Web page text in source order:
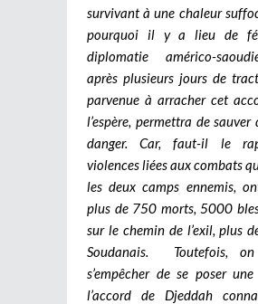
survivant à une chaleur
pourquoi il y a lieu de
diplomatie américo-
après plusieurs jours de
parvenue à arracher cet
l’espère, permettra de sauver
danger. Car, faut-il le
violences liées aux combats
les deux camps ennemis,
plus de 750 morts, 5000
sur le chemin de l’exil, plus
Soudanais. Toutefois,
s’empêcher de se poser
l’accord de Djeddah